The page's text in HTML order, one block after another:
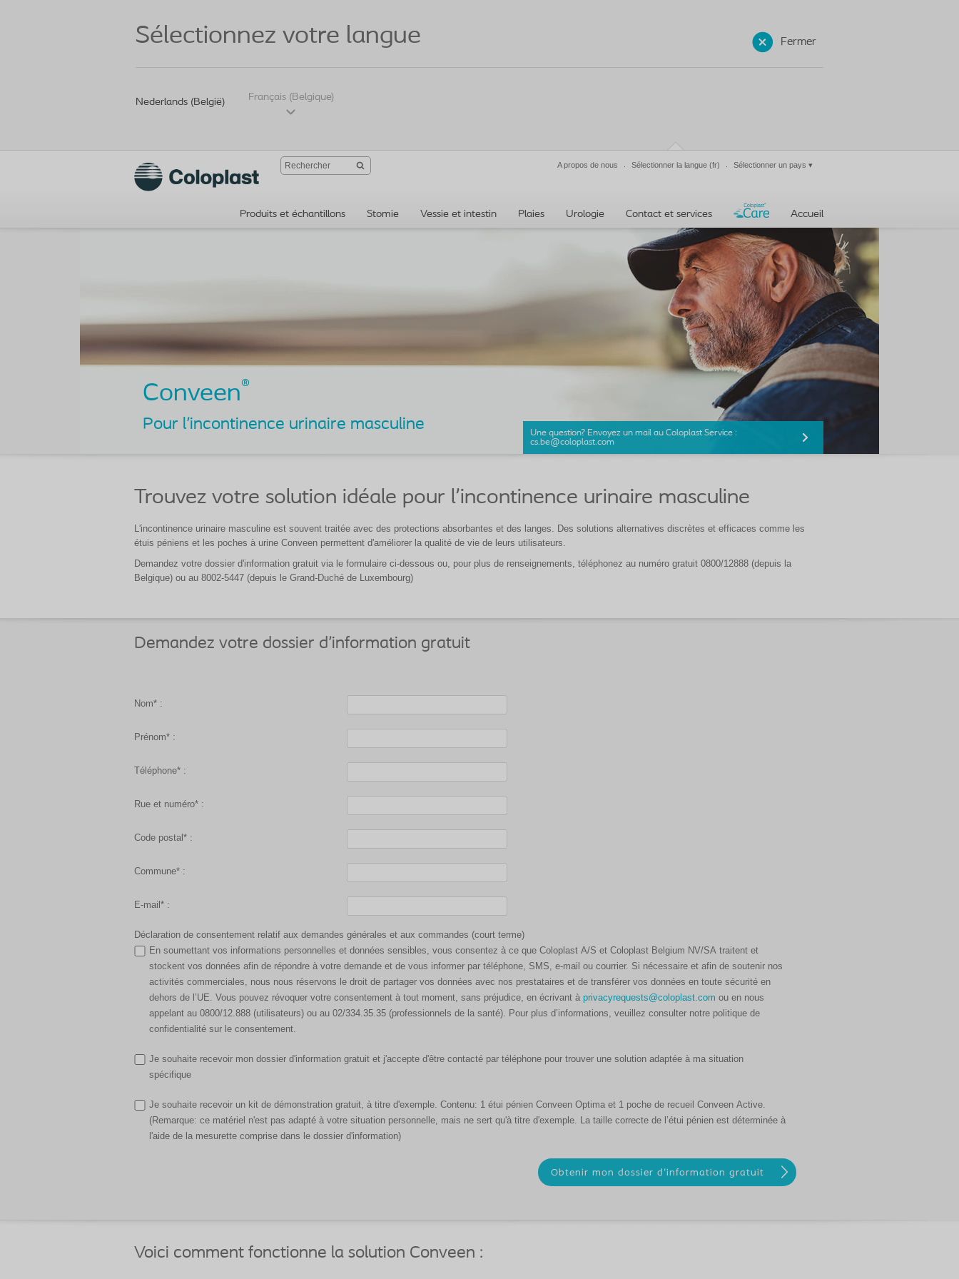
Fermer
Sélectionnez votre langue
Nederlands (België) Français (Belgique)
A propos de nous Sélectionner la langue (fr) Sélectionner un pays ▾
Produits et échantillons Stomie Vessie et intestin Plaies Urologie Contact et services Accueil
Conveen®
Pour l'incontinence urinaire masculine
Une question? Envoyez un mail au Coloplast Service :
cs.be@coloplast.com
Trouvez votre solution idéale pour l'incontinence urinaire masculine
L'incontinence urinaire masculine est souvent traitée avec des protections absorbantes et des langes. Des solutions alternatives discrètes et efficaces comme les
étuis péniens et les poches à urine Conveen permettent d'améliorer la qualité de vie de leurs utilisateurs.
Demandez votre dossier d'information gratuit via le formulaire ci-dessous ou, pour plus de renseignements, téléphonez au numéro gratuit 0800/12888 (depuis la
Belgique) ou au 8002-5447 (depuis le Grand-Duché de Luxembourg)
Demandez votre dossier d'information gratuit
Nom* :
Prénom* :
Téléphone* :
Rue et numéro* :
Code postal* :
Commune* :
E-mail* :
Déclaration de consentement relatif aux demandes générales et aux commandes (court terme)
En soumettant vos informations personnelles et données sensibles, vous consentez à ce que Coloplast A/S et Coloplast Belgium NV/SA traitent et
stockent vos données afin de répondre à votre demande et de vous informer par téléphone, SMS, e-mail ou courrier. Si nécessaire et afin de soutenir nos
activités commerciales, nous nous réservons le droit de partager vos données avec nos prestataires et de transférer vos données en toute sécurité en
dehors de l’UE. Vous pouvez révoquer votre consentement à tout moment, sans préjudice, en écrivant à privacyrequests@coloplast.com ou en nous
appelant au 0800/12.888 (utilisateurs) ou au 02/334.35.35 (professionnels de la santé). Pour plus d’informations, veuillez consulter notre politique de
confidentialité sur le consentement.
Je souhaite recevoir mon dossier d'information gratuit et j'accepte d'être contacté par téléphone pour trouver une solution adaptée à ma situation
spécifique
Je souhaite recevoir un kit de démonstration gratuit, à titre d'exemple. Contenu: 1 étui pénien Conveen Optima et 1 poche de recueil Conveen Active.
(Remarque: ce matériel n'est pas adapté à votre situation personnelle, mais ne sert qu'à titre d'exemple. La taille correcte de l’étui pénien est déterminée à
l'aide de la mesurette comprise dans le dossier d'information)
Voici comment fonctionne la solution Conveen :